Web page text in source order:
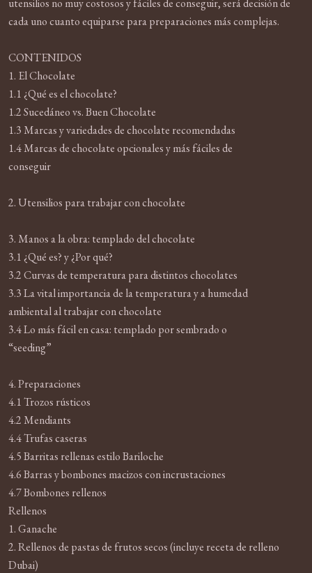
utensilios no muy costosos y fáciles de conseguir, será decisión de
cada uno cuanto equiparse para preparaciones más complejas.
CONTENIDOS
1. El Chocolate
1.1 ¿Qué es el chocolate?
1.2 Sucedáneo vs. Buen Chocolate
1.3 Marcas y variedades de chocolate recomendadas
1.4 Marcas de chocolate opcionales y más fáciles de
conseguir
2. Utensilios para trabajar con chocolate
3. Manos a la obra: templado del chocolate
3.1 ¿Qué es? y ¿Por qué?
3.2 Curvas de temperatura para distintos chocolates
3.3 La vital importancia de la temperatura y a humedad
ambiental al trabajar con chocolate
3.4 Lo más fácil en casa: templado por sembrado o
“seeding”
4. Preparaciones
4.1 Trozos rústicos
4.2 Mendiants
4.4 Trufas caseras
4.5 Barritas rellenas estilo Bariloche
4.6 Barras y bombones macizos con incrustaciones
4.7 Bombones rellenos
Rellenos
1. Ganache
2. Rellenos de pastas de frutos secos (incluye receta de relleno
Dubai)